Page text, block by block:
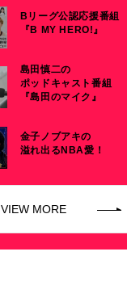
Bリーグ公認応援番組
『B MY HERO!』
島田慎二の
ポッドキャスト番組
『島田のマイク』
金子ノブアキの
溢れ出るNBA愛！
VIEW MORE